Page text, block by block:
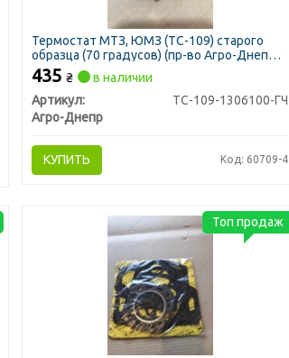
Термостат МТЗ, ЮМЗ (ТС-109) старого
образца (70 градусов) (пр-во Агро-Днепр
Украина)
435₴
в наличии
Артикул:
ТС-109-1306100-ГЧ
Агро-Днепр
КУПИТЬ Код: 60709-4
Топ продаж